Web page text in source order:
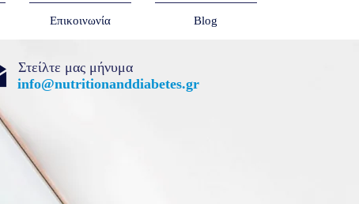
Επικοινωνία Blog
Στείλτε μας μήνυμα
info@nutritionanddiabetes.gr